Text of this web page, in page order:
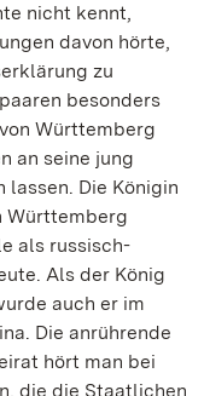
nicht kennt,
davon hörte,
zu
besonders
Württemberg
an seine jung
Die Königin
Württemberg
als russisch-
Als der König
auch er im
Die anrührende
hört man bei
die die Staatlichen